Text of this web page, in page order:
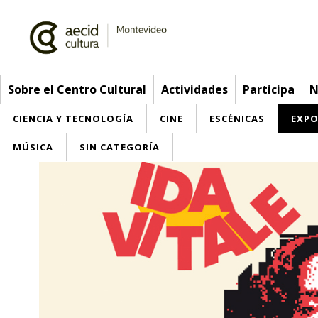
Sobre el Centro Cultural Actividades Participa
CIENCIA Y TECNOLOGÍA CINE ESCÉNICAS
MÚSICA SIN CATEGORÍA
Sobre el Centro Cultural
> Ir a Actividades